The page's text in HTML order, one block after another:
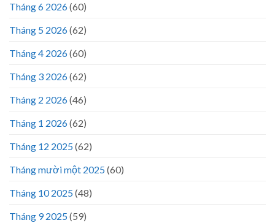
Tháng 6 2026(60)
Tháng 5 2026(62)
Tháng 4 2026(60)
Tháng 3 2026(62)
Tháng 2 2026(46)
Tháng 1 2026(62)
Tháng 12 2025(62)
Tháng mười một 2025(60)
Tháng 10 2025(48)
Tháng 9 2025(59)